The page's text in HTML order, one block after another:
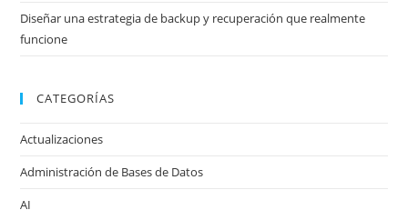
Diseñar una estrategia de backup y recuperación que realmente
funcione
CATEGORÍAS
Actualizaciones
Administración de Bases de Datos
AI